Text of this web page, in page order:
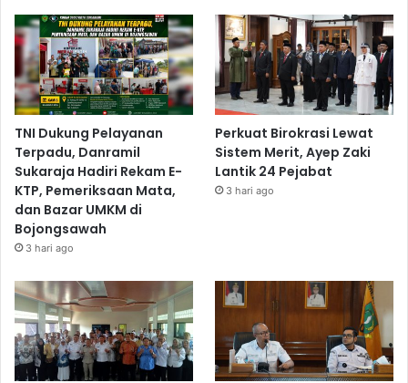
TNI Dukung Pelayanan
Terpadu, Danramil
Sukaraja Hadiri Rekam E-
KTP, Pemeriksaan Mata,
dan Bazar UMKM di
Bojongsawah
3 hari ago
Perkuat Birokrasi Lewat
Sistem Merit, Ayep Zaki
Lantik 24 Pejabat
3 hari ago